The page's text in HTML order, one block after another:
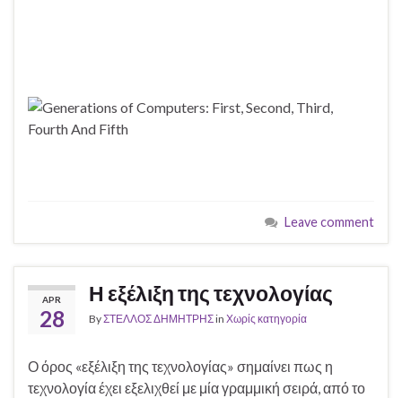
Leave comment
APR
28
Η εξέλιξη της τεχνολογίας
ByΣΤΕΛΛΟΣ ΔΗΜΗΤΡΗΣin Χωρίς κατηγορία
Ο όρος «εξέλιξη της τεχνολογίας» σημαίνει πως η
τεχνολογία έχει εξελιχθεί με μία γραμμική σειρά, από το